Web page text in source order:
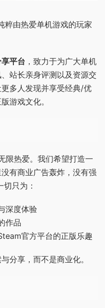
由热爱单机游戏的玩家
平台 ，致力于为广大单机
站长亲身评测以及资源交
多人发现并享受经典/优
游戏文化。
限热爱。我们希望打造一
有商业广告轰炸，没有强
只为：
深度体验
作品
官方平台的正版乐趣
分享，而不是商业化。